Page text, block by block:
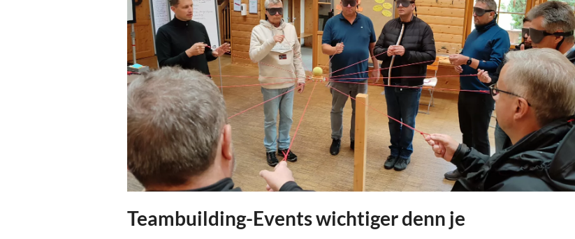
Teambuilding-Events wichtiger denn je